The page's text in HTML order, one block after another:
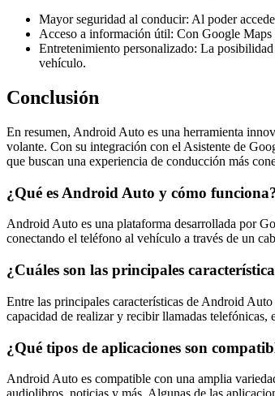
Mayor seguridad al conducir: Al poder
Acceso a información útil: Con Google Maps
Entretenimiento personalizado: La
vehículo.
Conclusión
En resumen, Android Auto es una herramienta
volante. Con su integración con el Asistente de
que buscan una experiencia de conducción más
¿Qué es Android Auto y cómo
Android Auto es una plataforma desarrollada por
conectando el teléfono al vehículo a través de un
¿Cuáles son las principales
Entre las principales características de Android
capacidad de realizar y recibir llamadas
¿Qué tipos de aplicaciones son
Android Auto es compatible con una amplia